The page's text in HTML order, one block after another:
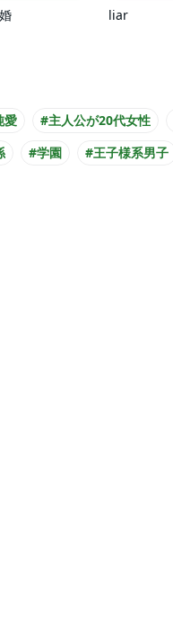
liar
愛 #主人公が20代女性
#学園 #王子様系男子